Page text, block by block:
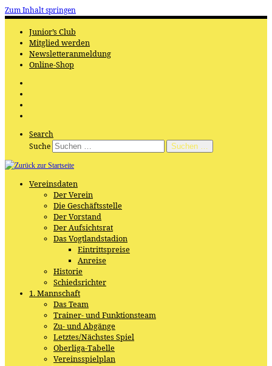
Zum Inhalt springen
Junior’s Club
Mitglied werden
Newsletteranmeldung
Online-Shop
Search
Suche
Suchen …
Vereinsdaten
Der Verein
Die Geschäftsstelle
Der Vorstand
Der Aufsichtsrat
Das Vogtlandstadion
Eintrittspreise
Anreise
Historie
Schiedsrichter
1. Mannschaft
Das Team
Trainer- und Funktionsteam
Zu- und Abgänge
Letztes/Nächstes Spiel
Oberliga-Tabelle
Vereinsspielplan